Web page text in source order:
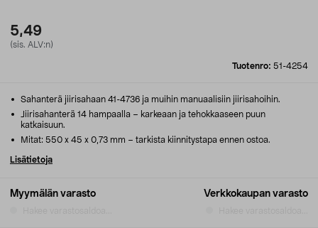
5,49
(sis. ALV:n)
Tuotenro: 51-4254
Myymälän varasto Verkkokaupan varasto
Sahanterä jiirisahaan 41-4736 ja muihin manuaalisiin jiirisahoihin.
Jiirisahanterä 14 hampaalla – karkeaan ja tehokkaaseen puun
katkaisuun.
Mitat: 550 x 45 x 0,73 mm – tarkista kiinnitystapa ennen ostoa.
Lisätietoja